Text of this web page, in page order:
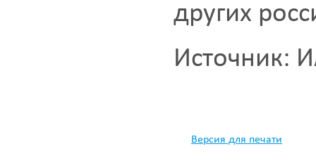
других
Источник:
Версия для печати